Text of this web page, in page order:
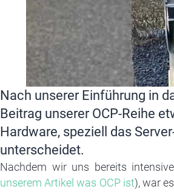
Nach unserer Einführung in
Beitrag unserer OCP-Reihe
Hardware, speziell das
unterscheidet.
Nachdem wir uns bereits
unserem Artikel was OCP ist), war